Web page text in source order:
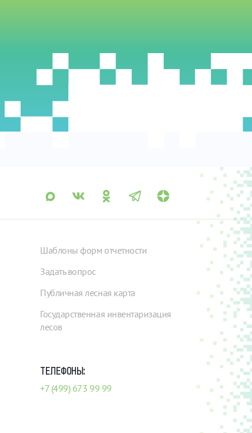
Шаблоны форм отчетности
Задать вопрос
Публичная лесная карта
Государственная инвентаризация
лесов
ТЕЛЕФОНЫ:
+7 (499) 673 99 99